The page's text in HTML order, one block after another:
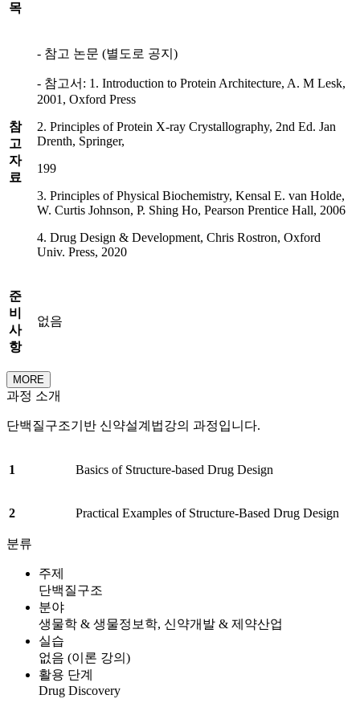
목
참
고
자
료
- 참고 논문 (별도로 공지)
- 참고서: 1. Introduction to Protein Architecture, A. M Lesk,
2001, Oxford Press
2. Principles of Protein X-ray Crystallography, 2nd Ed. Jan
Drenth, Springer,
199
3. Principles of Physical Biochemistry, Kensal E. van Holde,
W. Curtis Johnson, P. Shing Ho, Pearson Prentice Hall, 2006
4. Drug Design & Development, Chris Rostron, Oxford
Univ. Press, 2020
준
비
사
항
없음
MORE
과정 소개
단백질구조기반 신약설계법강의 과정입니다.
1 Basics of Structure-based Drug Design
2 Practical Examples of Structure-Based Drug Design
분류
주제
단백질구조
분야
생물학 & 생물정보학, 신약개발 & 제약산업
실습
없음 (이론 강의)
활용 단계
Drug Discovery